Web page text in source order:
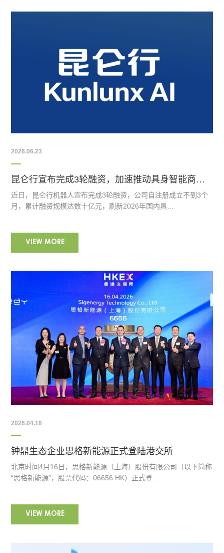
2026.06.23
昆仑行宣布完成3轮融资，加速推动具身智能商业化落地
近日，昆仑行机器人宣布完成3轮融资，公司自注册成立不到3个
月，累计融资规模达数十亿元，刷新2026年国内具…
VIEW MORE
2026.04.16
钟鼎生态企业思格新能源正式登陆港交所
北京时间4月16日，思格新能源（上海）股份有限公司（以下简称
“思格新能源”，股票代码：06656.HK）正式登…
VIEW MORE